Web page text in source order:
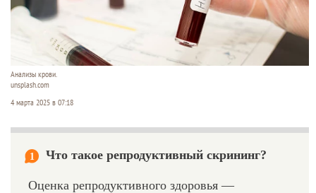
Анализы крови.
unsplash.com
4 марта 2025 в 07:18
1 Что такое репродуктивный скрининг?
Оценка репродуктивного здоровья —